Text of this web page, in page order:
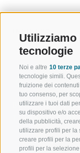
Utilizziamo
tecnologie
Noi e altre 10 terze
tecnologie simili.
fruizione dei
tuo consenso, per
utilizzare i tuoi dati
su dispositivo e/o
della pubblicità,
utilizzare profili per la
creare profili per la
profili per la
BENVENUTI
TURISTICA DI
VAL GIOVO